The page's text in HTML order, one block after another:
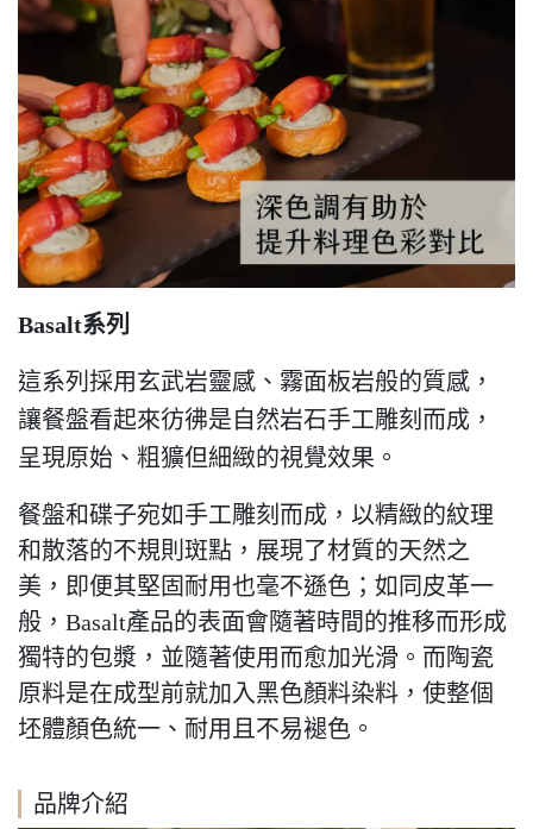
Basalt系列
這系列採用玄武岩靈感、霧面板岩般的質感，
讓餐盤看起來彷彿是自然岩石手工雕刻而成，
呈現原始、粗獷但細緻的視覺效果。
餐盤和碟子宛如手工雕刻而成，以精緻的紋理
和散落的不規則斑點，展現了材質的天然之
美，即便其堅固耐用也毫不遜色 ； 如同皮革一
般，Basalt產品的表面會隨著時間的推移而形成
獨特的包漿，並隨著使用而愈加光滑。而陶瓷
原料是在成型前就加入黑色顏料染料，使整個
坯體顏色統一、耐用且不易褪色。
品牌介紹